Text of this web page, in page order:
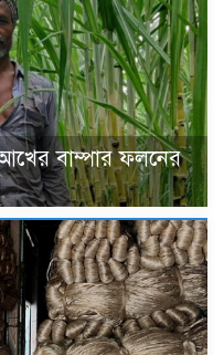
বাম্পার ফলনের